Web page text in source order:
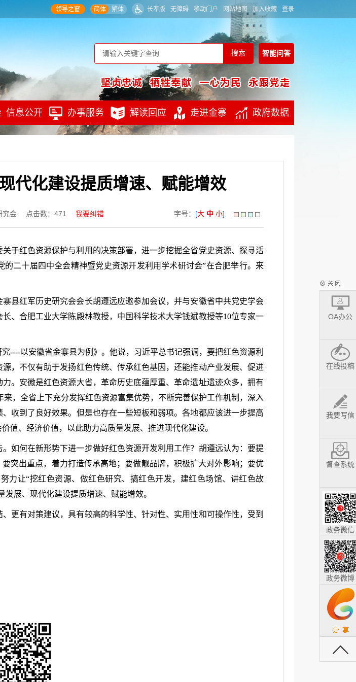
领导之窗 简体 繁体 长辈版 无障碍 移动门户 网站地图 加入收藏 登录
智能问答
信息公开 办事服务 解读回应 走进金寨 政府数据
代化建设提质增速、赋能增效
究会 点击数： 471 我要纠错 字号： [大 中 小]
于红色资源保护与利用的决策部署，进一步挖掘全省党史资源、探寻活
二十届四中全会精神暨党史资源开发利用学术研讨会”在合肥举行。来
县红军历史研究会会长胡遵远应邀参加会议，并与安徽省中共党史学会
、合肥工业大学陈殿林教授，中国科学技术大学钱斌教授等10位专家一
----以安徽省金寨县为例》。他说，习近平总书记强调，要把红色资源利
，不仅有助于发扬红色传统、传承红色基因，还能推动产业发展、促进
。安徽是红色资源大省，革命历史底蕴厚重、革命遗址遗迹众多，拥有
，全省上下充分发挥红色资源富集优势，不断完善保护工作机制，深入
收到了良好效果。但是也存在一些短板和弱项。各地都应该进一步提高
值、经济价值，以此助力高质量发展、推进现代化建设。
如何在新形势下进一步做好红色资源开发利用工作？胡遵远认为：要提
突出重点，着力打造传承高地；要做靓品牌，积极扩大对外影响；要优
力让“挖红色资源、做红色研究、搞红色开发，建红色场馆、讲红色故
展、现代化建设提质增速、赋能增效。
更有对策建议，具有较高的科学性、针对性、实用性和可操作性，受到
OA办公
在线投稿
我要写信
督查系统
政务微信
政务微博